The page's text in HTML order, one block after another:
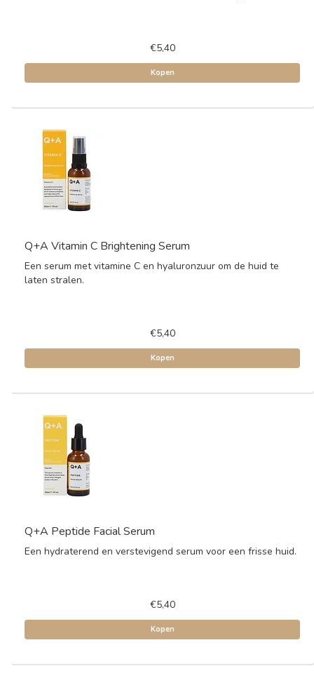
€5,40
Kopen
Q+A Vitamin C Brightening Serum
Een serum met vitamine C en hyaluronzuur om de huid te
laten stralen.
€5,40
Kopen
Q+A Peptide Facial Serum
Een hydraterend en verstevigend serum voor een frisse huid.
€5,40
Kopen